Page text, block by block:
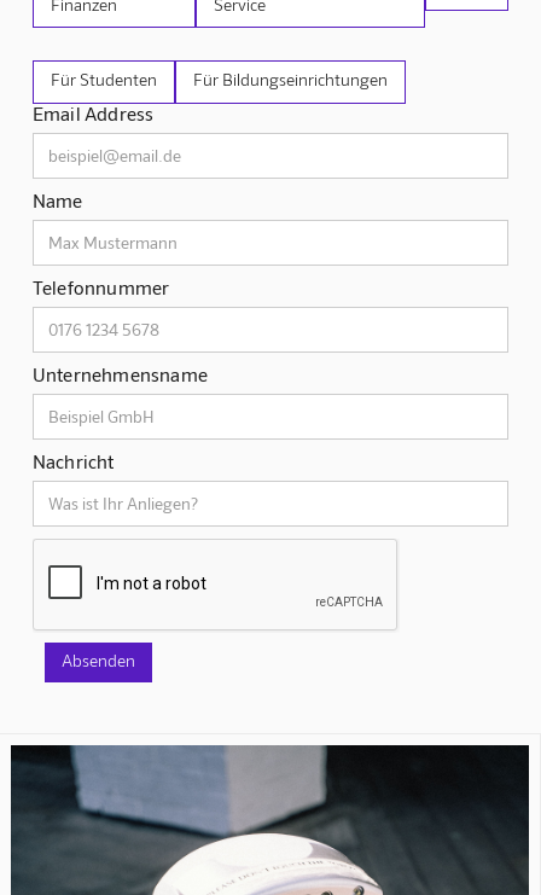
Finanzen
Service
Für Studenten Für Bildungseinrichtungen
Email Address
Name
Telefonnummer
Unternehmensname
Nachricht